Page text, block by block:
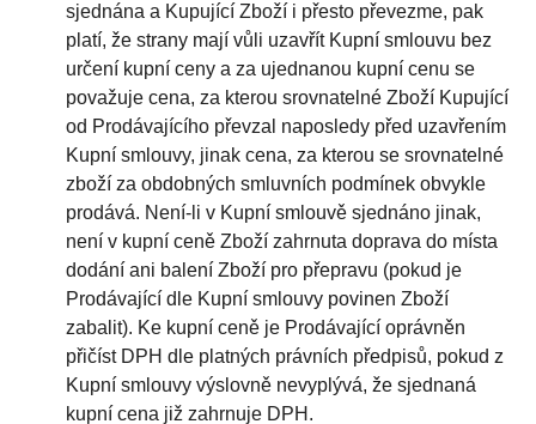
sjednána a Kupující Zboží i přesto převezme, pak
platí, že strany mají vůli uzavřít Kupní smlouvu bez
určení kupní ceny a za ujednanou kupní cenu se
považuje cena, za kterou srovnatelné Zboží Kupující
od Prodávajícího převzal naposledy před uzavřením
Kupní smlouvy, jinak cena, za kterou se srovnatelné
zboží za obdobných smluvních podmínek obvykle
prodává. Není-li v Kupní smlouvě sjednáno jinak,
není v kupní ceně Zboží zahrnuta doprava do místa
dodání ani balení Zboží pro přepravu (pokud je
Prodávající dle Kupní smlouvy povinen Zboží
zabalit). Ke kupní ceně je Prodávající oprávněn
přičíst DPH dle platných právních předpisů, pokud z
Kupní smlouvy výslovně nevyplývá, že sjednaná
kupní cena již zahrnuje DPH.